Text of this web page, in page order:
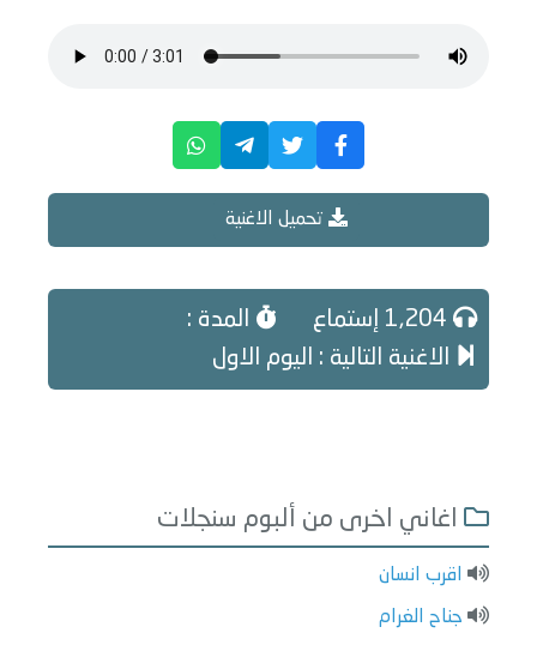
تحميل الاغنية
المدة :
الاغنية التالية : اليوم الاول
اغاني اخرى من ألبوم سنجلات
اقرب انسان
جناح الغرام